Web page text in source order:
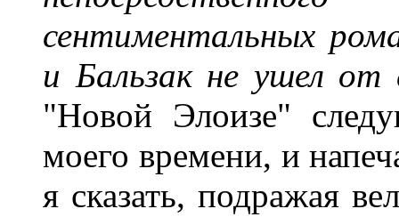
сентиментальных
и Бальзак не ушел от
"Новой Элоизе"
моего времени, и
я сказать, подражая